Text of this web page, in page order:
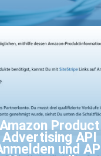
Amazon Product
Advertising API
und API